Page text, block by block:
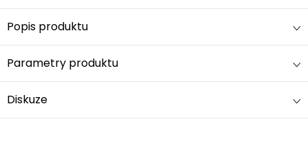
Popis produktu
Parametry produktu
Diskuze